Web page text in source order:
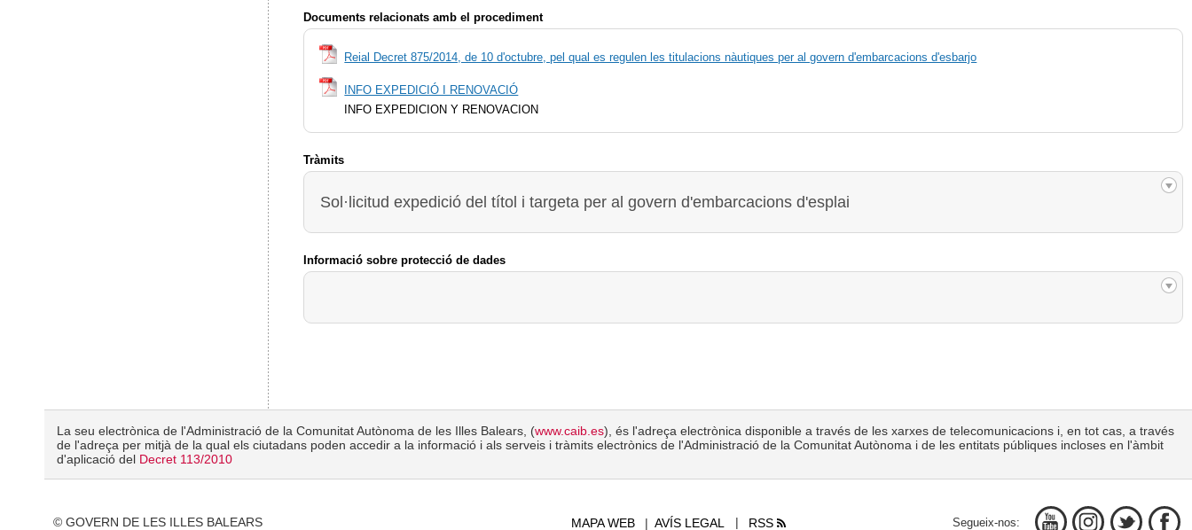
Documents relacionats amb el procediment
Reial Decret 875/2014, de 10 d'octubre, pel qual es regulen les titulacions nàutiques per al govern d'embarcacions d'esbarjo
INFO EXPEDICIÓ I RENOVACIÓ
INFO EXPEDICION Y RENOVACION
Tràmits
Sol·licitud expedició del tí­tol i targeta per al govern d'embarcacions d'esplai
Informació sobre protecció de dades
La seu electrònica de l'Administració de la Comunitat Autònoma de les Illes Balears, (www.caib.es), és l'adreça electrònica disponible a través de les xarxes de telecomunicacions i, en tot cas, a través
de l'adreça per mitjà de la qual els ciutadans poden accedir a la informació i als serveis i tràmits electrònics de l'Administració de la Comunitat Autònoma i de les entitats públiques incloses en l'àmbit
d'aplicació del Decret 113/2010
© GOVERN DE LES ILLES BALEARS MAPA WEB AVÍS LEGAL RSS Segueix-nos: